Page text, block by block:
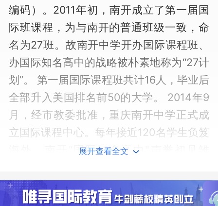
编码）。2011年初，南开成立了第一届国
际班课程，为与南开的普通班级一致，命
名为27班。故南开中学开办国际课程班、
办国际知名高中的战略被朴素地称为“27计
划”。 第一届国际课程班共计16人，毕业后
全部升入美国排名前50的大学。 2014年9
月，经市教委批准，重庆南开中学正式成
立国际课程中心。每年接近120名学生负笈
海外，南开“国际知名高中"声誉初见雏
2016年，国际课程中心收获第四届毕
展开查看全文